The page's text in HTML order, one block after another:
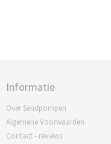
Informatie
Over Sendpompen
Algemene Voorwaarden
Contact - reviews